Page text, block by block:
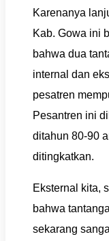
Karenanya
Kab. Gowa ini
bahwa dua
internal dan
pesatren
Pesantren ini
ditahun 80-90
ditingkatkan.
Eksternal kita,
bahwa
sekarang